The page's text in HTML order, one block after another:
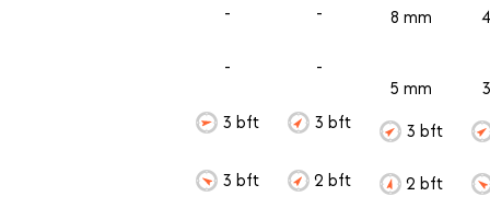
-
-
3 bft
3 bft
-
-
3 bft
2 bft
8 mm
5 mm
3 bft
2 bft